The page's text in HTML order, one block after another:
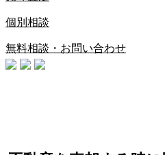
個別相談
無料相談・お問い合わせ